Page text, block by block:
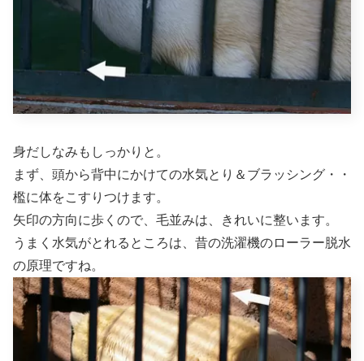
身だしなみもしっかりと。
まず、頭から背中にかけての水気とり＆ブラッシング・・
檻に体をこすりつけます。
矢印の方向に歩くので、毛並みは、きれいに整います。
うまく水気がとれるところは、昔の洗濯機のローラー脱水
の原理ですね。